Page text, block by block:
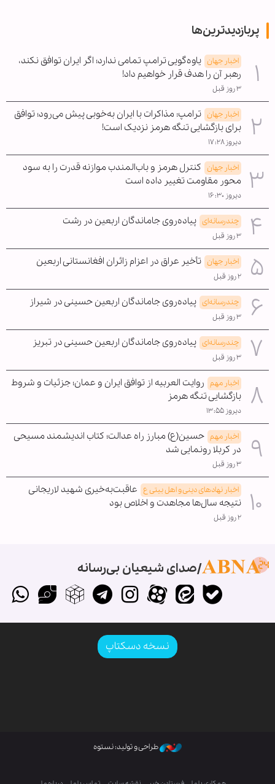
پربازدیدترین‌ها
اخبار جهان یاوه‌گویی ترامپ تمامی ندارد؛ اگر ایران توافق نکند،
رهبر آن را هدف قرار خواهیم داد!
۳ روز قبل
اخبار جهان ترامپ: مذاکرات با ایران به‌خوبی پیش می‌رود؛ توافق
برای بازگشایی تنگه هرمز نزدیک است!
دیروز ۱۷:۲۸
اخبار جهان کنترل هرمز و باب‌المندب موازنه قدرت را به سود
محور مقاومت تغییر داده است
دیروز ۱۶:۳۰
چندرسانه‌ای پیاده‌روی جاماندگان اربعین در رشت
۳ روز قبل
اخبار جهان تأخیر عراق در اعزام زائران افغانستانی اربعین
۲ روز قبل
چندرسانه‌ای پیاده‌روی جاماندگان اربعین حسینی در شیراز
۳ روز قبل
چندرسانه‌ای پیاده‌روی جاماندگان اربعین حسینی در تبریز
۳ روز قبل
اخبار مهم روایت العربیه از توافق ایران و عمان؛ جزئیات و شروط
بازگشایی تنگه هرمز
دیروز ۱۳:۵۵
اخبار مهم حسین(ع) مبارز راه عدالت؛ کتاب اندیشمند مسیحی
در کربلا رونمایی شد
۳ روز قبل
اخبار نهادهای دینی و اهل بیتی ع عاقبت‌به‌خیری شهید لاریجانی
نتیجه سال‌ها مجاهدت و اخلاص بود
۲ روز قبل
صدای شیعیان بی‌رسانه
نسخه دسکتاپ
طراحی و تولید: نستوه